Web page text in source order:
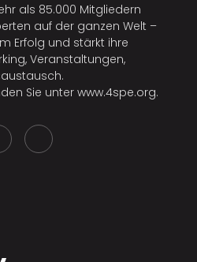
als 85.000 Mitgliedern
auf der ganzen Welt –
Erfolg und stärkt ihre
Veranstaltungen,
Sie unter www.4spe.org.